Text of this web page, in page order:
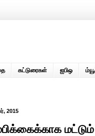
கட்டுரைகள் ஐபிஒ
2015
மட்டும்